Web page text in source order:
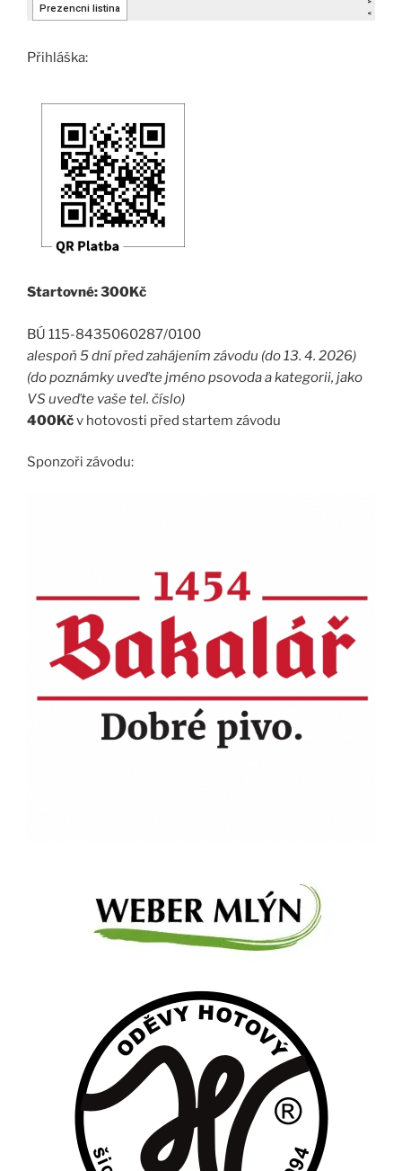
Přihláška:
Startovné: 300Kč
BÚ 115-8435060287/0100
alespoň 5 dní před zahájením závodu (do 13. 4. 2026)
(do poznámky uveďte jméno psovoda a kategorii, jako
VS uveďte vaše tel. číslo)
400Kčv hotovosti před startem závodu
Sponzoři závodu: